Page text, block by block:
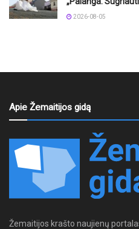
2026-08-05
Apie Žemaitijos gidą
Žemaitijos krašto naujienų